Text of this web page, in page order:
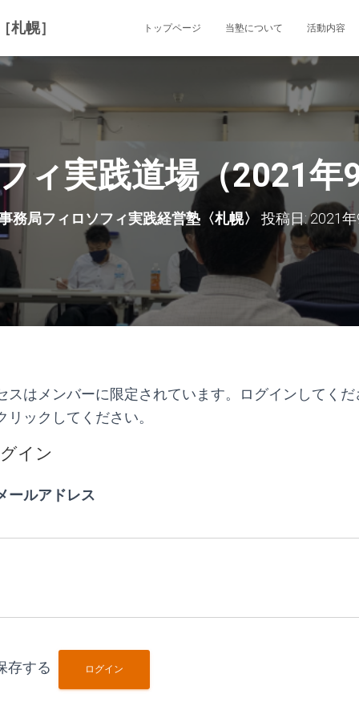
札幌］ トップページ 当塾について 活動内容
ィ実践道場（2021年
務局フィロソフィ実践経営塾〈札幌〉 投稿日:2021
スはメンバーに限定されています。ログインしてく
ックしてください。
イン
ールアドレス
存する